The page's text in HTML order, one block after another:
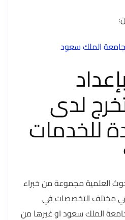
الملك سعود
لدى
للخدمات
العلمية مجموعة من خبراء
في مختلف التخصصات في
الملك سعود او غيرها من